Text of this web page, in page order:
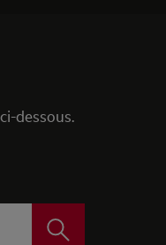
dessous.